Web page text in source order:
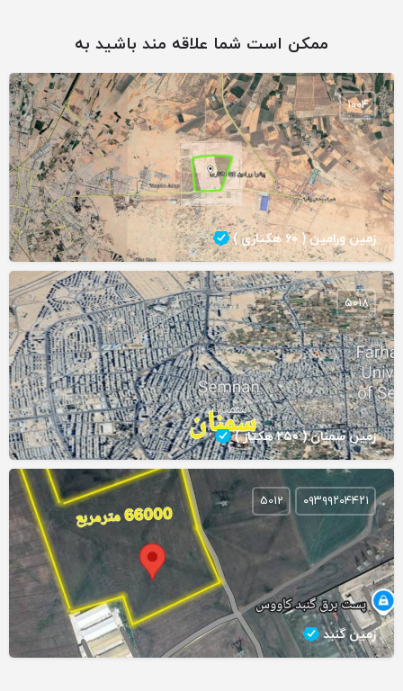
ممکن است شما علاقه مند باشید به
زمین ورامین ( ۶۰ هکتاری )
1004
زمین سمنان ( ۲۵۰ هکتار )
5018
زمین گنبد
۰۹۳۹۹۲۰۴۴۲۱ 5012